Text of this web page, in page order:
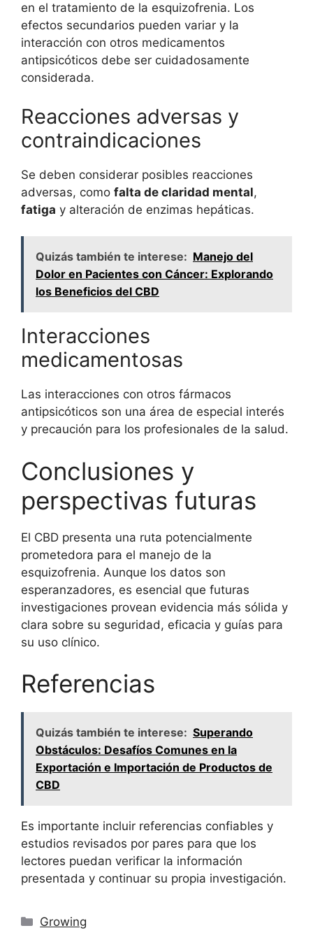
en el tratamiento de la esquizofrenia. Los
efectos secundarios pueden variar y la
interacción con otros medicamentos
antipsicóticos debe ser cuidadosamente
considerada.
Reacciones adversas y
contraindicaciones
Se deben considerar posibles reacciones
adversas, como falta de claridad mental,
fatiga y alteración de enzimas hepáticas.
Quizás también te interese: Manejo del
Dolor en Pacientes con Cáncer: Explorando
los Beneficios del CBD
Interacciones
medicamentosas
Las interacciones con otros fármacos
antipsicóticos son una área de especial interés
y precaución para los profesionales de la salud.
Conclusiones y
perspectivas futuras
El CBD presenta una ruta potencialmente
prometedora para el manejo de la
esquizofrenia. Aunque los datos son
esperanzadores, es esencial que futuras
investigaciones provean evidencia más sólida y
clara sobre su seguridad, eficacia y guías para
su uso clínico.
Referencias
Quizás también te interese: Superando
Obstáculos: Desafíos Comunes en la
Exportación e Importación de Productos de
CBD
Es importante incluir referencias confiables y
estudios revisados por pares para que los
lectores puedan verificar la información
presentada y continuar su propia investigación.
Categorías
Growing